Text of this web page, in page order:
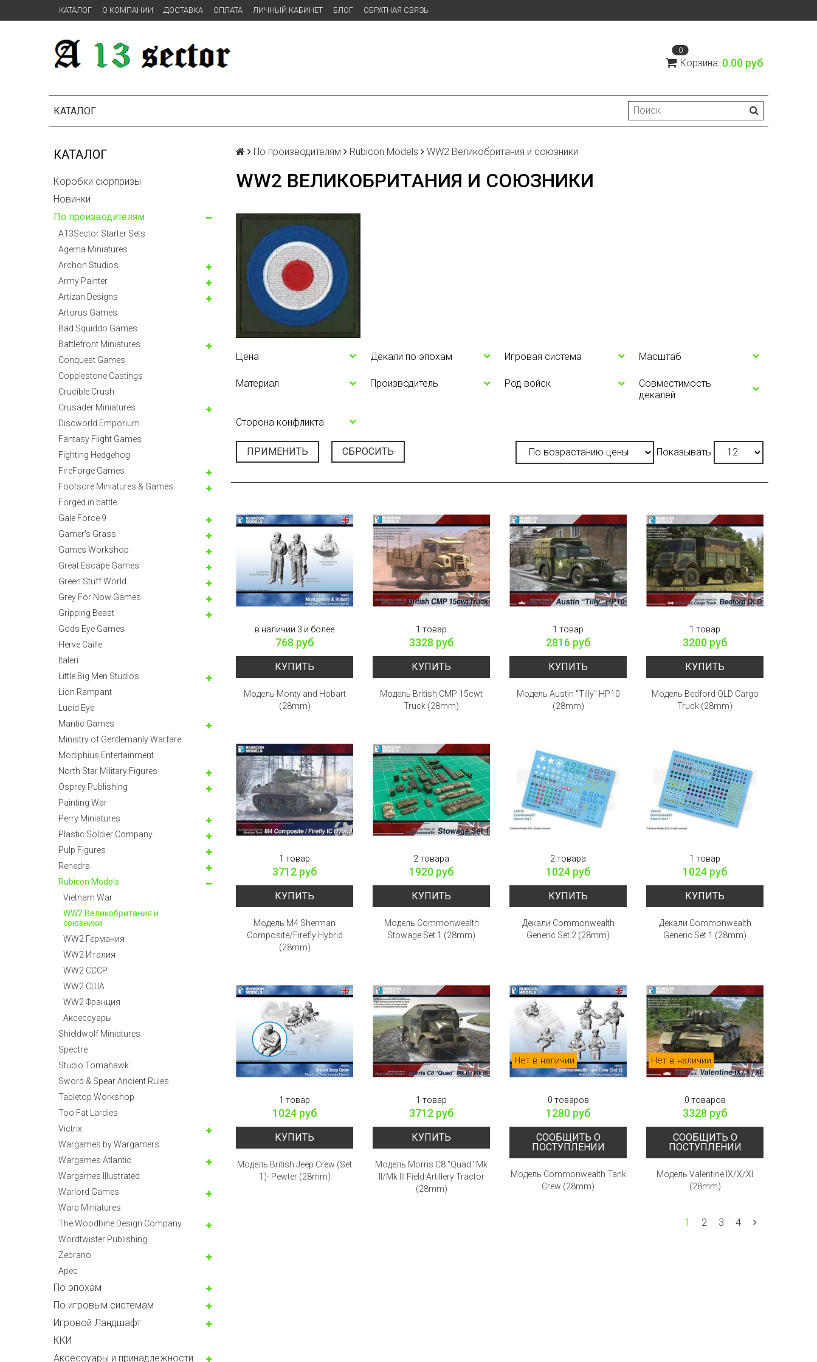
КАТАЛОГ О КОМПАНИИ ДОСТАВКА ОПЛАТА ЛИЧНЫЙ КАБИНЕТ БЛОГ ОБРАТНАЯ СВЯЗЬ
0
Корзина: 0.00 руб
КАТАЛОГ
КАТАЛОГ
Коробки сюрпризы
Новинки
По производителям
A13Sector Starter Sets
Agema Miniatures
Archon Studios
Army Painter
Artizan Designs
Artorus Games
Bad Squiddo Games
Battlefront Miniatures
Conquest Games
Copplestone Castings
Crucible Crush
Crusader Miniatures
Discworld Emporium
Fantasy Flight Games
Fighting Hedgehog
FireForge Games
Footsore Miniatures & Games
Forged in battle
Gale Force 9
Gamer's Grass
Games Workshop
Great Escape Games
Green Stuff World
Grey For Now Games
Gripping Beast
Gods Eye Games
Herve Caille
Italeri
Little Big Men Studios
Lion Rampant
Lucid Eye
Mantic Games
Ministry of Gentlemanly Warfare
Modiphius Entertainment
North Star Military Figures
Osprey Publishing
Painting War
Perry Miniatures
Plastic Soldier Company
Pulp Figures
Renedra
Rubicon Models
Vietnam War
WW2 Великобритания и
союзники
WW2 Германия
WW2 Италия
WW2 СССР
WW2 США
WW2 Франция
Аксессуары
Shieldwolf Miniatures
Spectre
Studio Tomahawk
Sword & Spear Ancient Rules
Tabletop Workshop
Too Fat Lardies
Victrix
Wargames by Wargamers
Wargames Atlantic
Wargames Illustrated
Warlord Games
Warp Miniatures
The Woodbine Design Company
Wordtwister Publishing
Zebrano
Арес
По эпохам
По игровым системам
Игровой Ландшафт
ККИ
Аксессуары и принадлежности
По производителям Rubicon Models WW2 Великобритания и союзники
WW2 ВЕЛИКОБРИТАНИЯ И СОЮЗНИКИ
Цена Декали по эпохам Игровая система Масштаб
Материал Производитель Род войск
Совместимость
декалей
Сторона конфликта
ПРИМЕНИТЬ СБРОСИТЬ Показывать
в наличии 3 и более
768 руб
КУПИТЬ
Модель Monty and Hobart
(28mm)
1 товар
3328 руб
КУПИТЬ
Модель British CMP 15cwt
Truck (28mm)
1 товар
2816 руб
КУПИТЬ
Модель Austin "Tilly" HP10
(28mm)
1 товар
3200 руб
КУПИТЬ
Модель Bedford QLD Cargo
Truck (28mm)
1 товар
3712 руб
КУПИТЬ
Модель M4 Sherman
Composite/Firefly Hybrid
(28mm)
2 товара
1920 руб
КУПИТЬ
Модель Commonwealth
Stowage Set 1 (28mm)
2 товара
1024 руб
КУПИТЬ
Декали Commonwealth
Generic Set 2 (28mm)
1 товар
1024 руб
КУПИТЬ
Декали Commonwealth
Generic Set 1 (28mm)
1 товар
1024 руб
КУПИТЬ
Модель British Jeep Crew (Set
1)- Pewter (28mm)
1 товар
3712 руб
КУПИТЬ
Модель Morris C8 "Quad" Mk
II/Mk III Field Artillery Tractor
(28mm)
Нет в наличии
0 товаров
1280 руб
СООБЩИТЬ О
ПОСТУПЛЕНИИ
Модель Commonwealth Tank
Crew (28mm)
Нет в наличии
0 товаров
3328 руб
СООБЩИТЬ О
ПОСТУПЛЕНИИ
Модель Valentine IX/X/XI
(28mm)
1 2 3 4